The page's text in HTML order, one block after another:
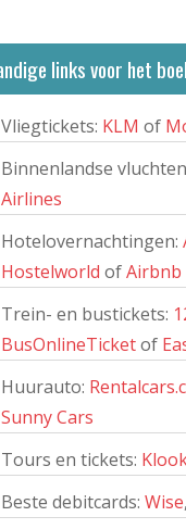
links voor het
Vliegtickets: KLM of
Binnenlandse
Airlines
Hotelovernachtingen:
Hostelworld ofAirbnb
Trein- en bustickets:
BusOnlineTicketof
Huurauto:
Sunny Cars
Tours en tickets:
Beste debitcards: Wise,